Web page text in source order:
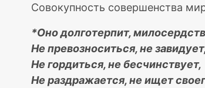
Совокупность совершенства
*Оно долготерпит,
Не превозноситься, не
Не гордиться, не бесчинствует,
Не раздражается, не ищет